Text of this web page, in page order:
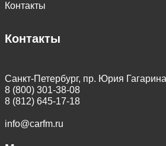
Контакты
Контакты
Санкт-Петербург, пр. Юрия
8 (800) 301-38-08
8 (812) 645-17-18
info@carfm.ru